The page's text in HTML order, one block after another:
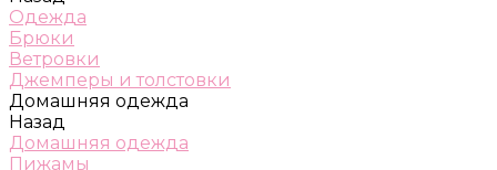
Одежда
Брюки
Ветровки
Джемперы и толстовки
Домашняя одежда
Назад
Домашняя одежда
Пижамы